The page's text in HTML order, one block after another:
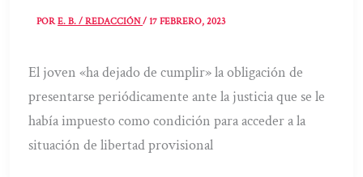
PORE. B. / REDACCIÓN/17 FEBRERO, 2023
El joven «ha dejado de cumplir» la obligación de
presentarse periódicamente ante la justicia que se le
había impuesto como condición para acceder a la
situación de libertad provisional